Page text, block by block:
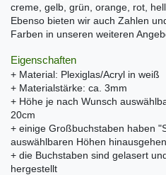
creme, gelb, grün, orange, rot,
Ebenso bieten wir auch Zahlen
Farben in unseren weiteren
Eigenschaften
+ Material: Plexiglas/Acryl in weiß
+ Materialstärke: ca. 3mm
+ Höhe je nach Wunsch
20cm
+ einige Großbuchstaben haben
auswählbaren Höhen hinausgehen
+ die Buchstaben sind gelasert
hergestellt